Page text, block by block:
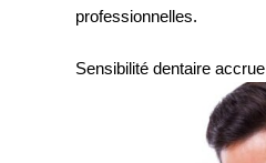
professionnelles.
Sensibilité dentaire accrue